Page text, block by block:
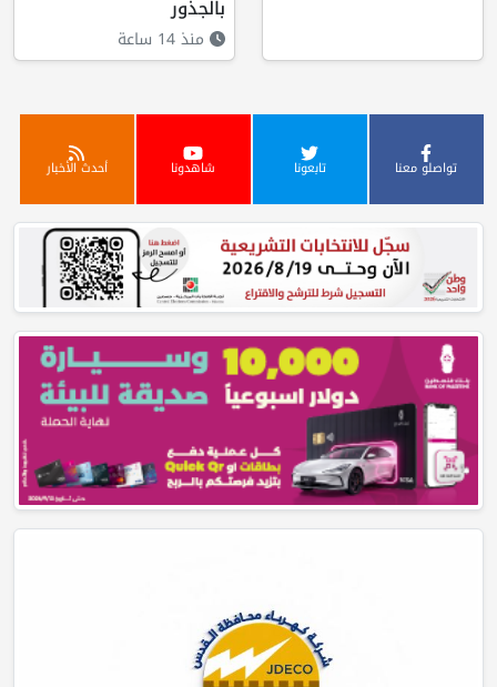
بالجذور
منذ 14 ساعة
تواصلو معنا تابعونا شاهدونا أحدث الأخبار